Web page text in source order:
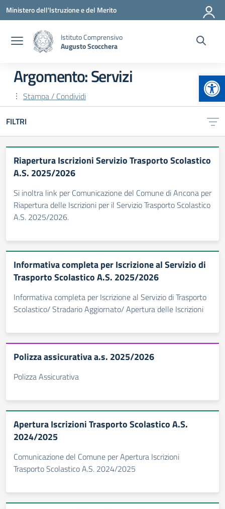
Vai ai contenuti
Vai al menu di navigazione
Vai al footer
Ministero dell'Istruzione e del Merito
Istituto Comprensivo
Augusto Scocchera
Argomento: Servizi
Stampa / Condividi
FILTRI
Riapertura Iscrizioni Servizio Trasporto Scolastico
A.S. 2025/2026
Si inoltra link per Comunicazione del Comune di Ancona per
Riapertura delle Iscrizioni per il Servizio Trasporto Scolastico
A.S. 2025/2026.
Informativa completa per Iscrizione al Servizio di
Trasporto Scolastico A.S. 2025/2026
Informativa completa per Iscrizione al Servizio di Trasporto
Scolastico/ Stradario Aggiornato/ Apertura delle Iscrizioni
Polizza assicurativa a.s. 2025/2026
Polizza Assicurativa
Apertura Iscrizioni Trasporto Scolastico A.S.
2024/2025
Comunicazione del Comune per Apertura Iscrizioni
Trasporto Scolastico A.S. 2024/2025